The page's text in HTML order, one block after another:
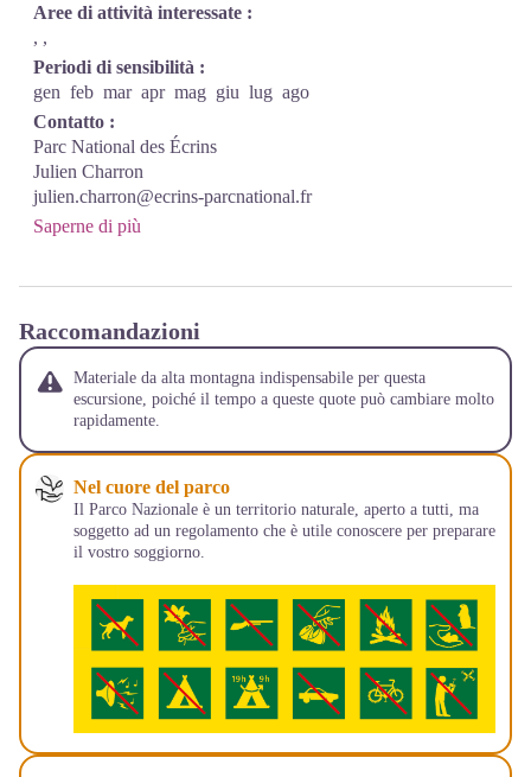
Aree di attività interessate :
, ,
Periodi di sensibilità :
gen feb mar apr mag giu lug ago
Contatto :
Parc National des Écrins
Julien Charron
julien.charron@ecrins-parcnational.fr
Saperne di più
Raccomandazioni
Materiale da alta montagna indispensabile per questa
escursione, poiché il tempo a queste quote può cambiare molto
rapidamente.
Nel cuore del parco
Il Parco Nazionale è un territorio naturale, aperto a tutti, ma
soggetto ad un regolamento che è utile conoscere per preparare
il vostro soggiorno.